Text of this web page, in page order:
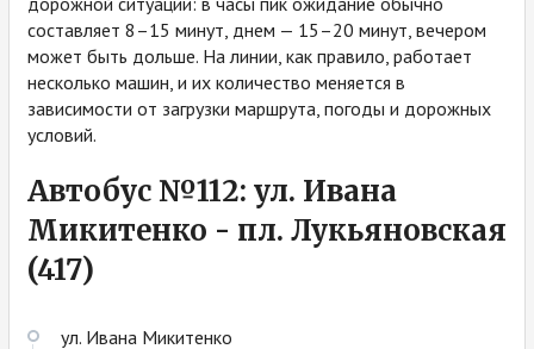
составляет 8–15 минут, днем — 15–20 минут, вечером
может быть дольше. На линии, как правило, работает
несколько машин, и их количество меняется в
зависимости от загрузки маршрута, погоды и дорожных
условий.
Автобус №112: ул. Ивана
Микитенко - пл. Лукьяновская
(417)
ул. Ивана Микитенко